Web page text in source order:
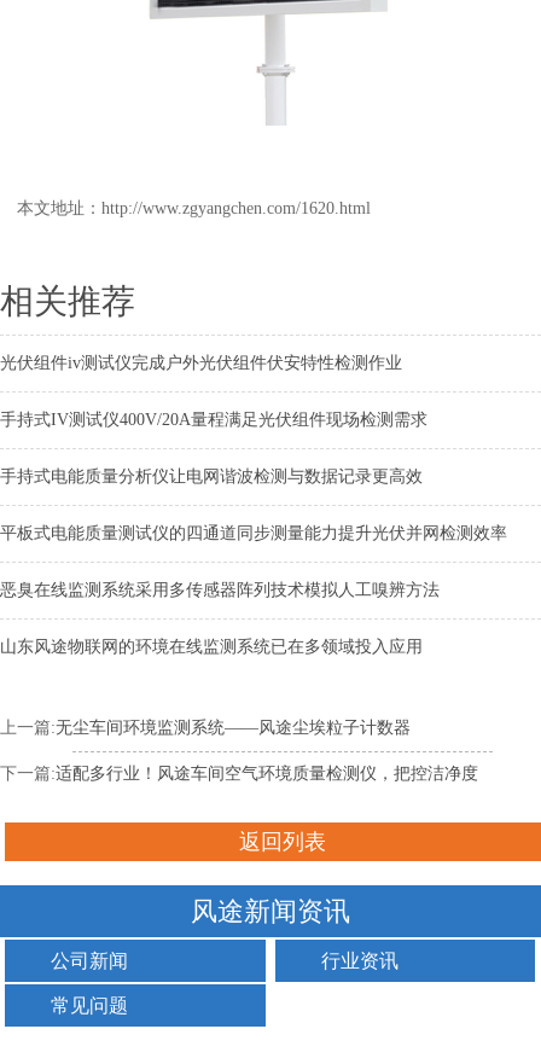
本文地址： http://www.zgyangchen.com/1620.html
相关推荐
光伏组件iv测试仪完成户外光伏组件伏安特性检测作业
手持式IV测试仪400V/20A量程满足光伏组件现场检测需求
手持式电能质量分析仪让电网谐波检测与数据记录更高效
平板式电能质量测试仪的四通道同步测量能力提升光伏并网检测效率
恶臭在线监测系统采用多传感器阵列技术模拟人工嗅辨方法
山东风途物联网的环境在线监测系统已在多领域投入应用
上一篇:无尘车间环境监测系统——风途尘埃粒子计数器
下一篇:适配多行业！风途车间空气环境质量检测仪，把控洁净度
返回列表
风途新闻资讯
公司新闻 行业资讯
常见问题